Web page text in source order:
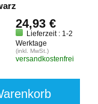
24,93 €
Lieferzeit : 1-2
Werktage
(inkl. MwSt.)
versandkostenfrei